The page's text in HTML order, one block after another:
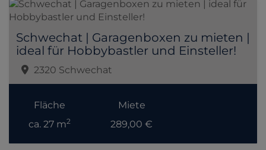
Schwechat | Garagenboxen zu mieten |
ideal für Hobbybastler und Einsteller!
2320 Schwechat
Fläche
ca. 27 m2
Miete
289,00 €